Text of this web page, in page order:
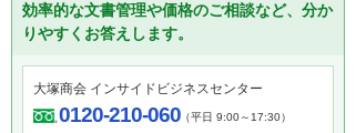
効率的な文書管理や価格のご相談など、分か
りやすくお答えします。
大塚商会 インサイドビジネスセンター
0120-210-060（平日 9:00～17:30）